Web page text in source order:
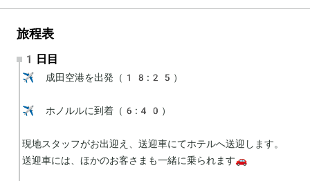
旅程表
1日目
✈️ 成田空港を出発（18:25）
✈️ ホノルルに到着（6:40）
現地スタッフがお出迎え、送迎車にてホテルへ送迎します。
送迎車には、ほかのお客さまも一緒に乗られます🚗